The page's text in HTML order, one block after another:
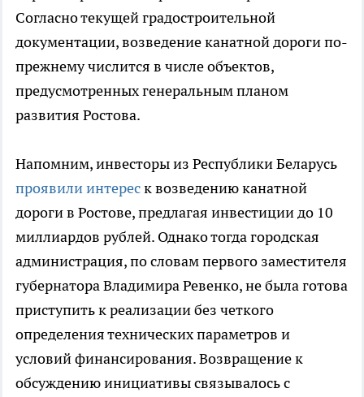
Согласно текущей градостроительной
документации, возведение канатной дороги по-
прежнему числится в числе объектов,
предусмотренных генеральным планом
развития Ростова.
Напомним, инвесторы из Республики Беларусь
проявили интереск возведению канатной
дороги в Ростове, предлагая инвестиции до 10
миллиардов рублей. Однако тогда городская
администрация, по словам первого заместителя
губернатора Владимира Ревенко, не была готова
приступить к реализации без четкого
определения технических параметров и
условий финансирования. Возвращение к
обсуждению инициативы связывалось с